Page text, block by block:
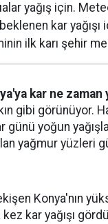
yağış için.
kar yağışı
ilk karı şehir
kar ne zaman
gibi görünüyor.
günü yoğun
yağmur yüzleri
Konya'nın
kar yağışı